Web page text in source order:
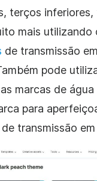
terços inferiores,
mais utilizando
de transmissão em
pode
marcas de
para
transmissão